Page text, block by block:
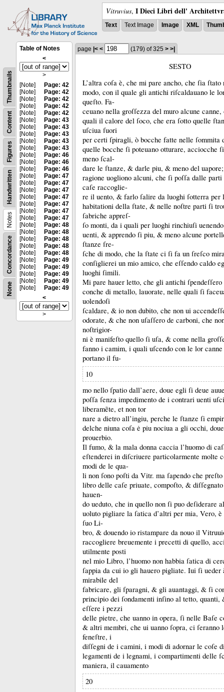
Vitruvius, I Dieci Libri dell'
Text Text Image Image XML
None
Concordance
Notes
Handwritten
Figures
Content
Thumbnails
Table of Notes
<
>
[Note]
Page: 42
[Note]
Page: 42
[Note]
Page: 42
[Note]
Page: 42
[Note]
Page: 42
[Note]
Page: 43
[Note]
Page: 43
[Note]
Page: 43
[Note]
Page: 43
[Note]
Page: 43
[Note]
Page: 46
[Note]
Page: 46
[Note]
Page: 46
[Note]
Page: 47
[Note]
Page: 47
[Note]
Page: 47
[Note]
Page: 47
[Note]
Page: 47
[Note]
Page: 47
[Note]
Page: 47
[Note]
Page: 48
[Note]
Page: 48
[Note]
Page: 48
[Note]
Page: 48
[Note]
Page: 48
[Note]
Page: 49
[Note]
Page: 49
[Note]
Page: 49
[Note]
Page: 49
[Note]
Page: 49
<
>
page |< < (179) of 325 > >|
SESTO
L’altra coſa è, che mi pare ancho, che ſia
modo, con il quale gli antichi riſcaldauano le
queſto. Fa-
ceuano nella groſſezza del muro alcune
quali il calore del ſoco, che era ſotto quelle
uſciua ſuori
per certi ſpiragli, ò bocche fatte nelle ſommita
quelle bocche ſi poteuano otturare, acciocche
meno ſcal-
dare le ſtanze, & darle piu, & meno del
ragione uogliono alcuni, che ſi poſſa dalle
caſe raccoglie-
re il uento, & farlo ſalire da luoghi ſotterra per
habitationi della ſtate, & nelle noſtre parti ſi
ſabriche appreſ-
ſo monti, da i quali per luoghi rinchiuſi
uenti, & apprendo ſi piu, & meno alcune
ſtanze ſre-
ſche di modo, che la ſtate ci ſi fa un ſreſco
conſiglierei un mio amico, che eſſendo caldo
luoghi ſimili.
Mi pare hauer letto, che gli antichi ſpendeſſero
conche di metallo, lauorate, nelle quali ſi
uolendoſi
ſcaldare, & io non dubito, che non ui
odorate, & che non uſaſſero de carboni, che
noſtrigior-
ni è manifeſto quello ſi uſa, & come nella
fanno i camim, i quali uſcendo con le lor
portano il fu-
10
mo nello ſpatio dall’aere, doue egli ſi deue
poſſa ſenza impedimento de i contrari uenti
liberamẽte, et non tor
nare a dietro all’ingiu, perche le ſtanze ſi
delche niuna coſa ė piu nociua a gli occhi,
prouerbio.
Il fumo, & la mala donna caccia l’huomo di
eſtenderei in diſcriuere particolarmente molte
modi de le qua-
li non ſono poſti da Vitr. ma ſapendo che
libro delle caſe priuate, compoſto, &
hauen-
do ueduto, che in quello non ſi puo deſiderare
uoluto pigliare la ſatica d’altri per mia, Vero,
ſuo Li-
bro, & douendo io ristampare da nouo il
raccogliere breuemente i precetti di quello,
utilmente posti
nel mio Libro, l’huomo non habbia ſatica di
ſappia da cui io gli hauero pigliate. Iui ſi ueder
mirabile del
fabricare, gli ſparagni, & gli auantaggi, & ſi
principio dei ſondamenti inſino al tetto,
eſſere i pezzi
delle pietre, che uanno in opera, ſi nelle Baſe
& altri membri, che ui uanno ſopra, ci ſeranno
feneſtre, i
diſſegni de i camini, i modi di adornar le coſe
legamenti de i legnami, i compartimenti delle
maniera, il cauamento
20